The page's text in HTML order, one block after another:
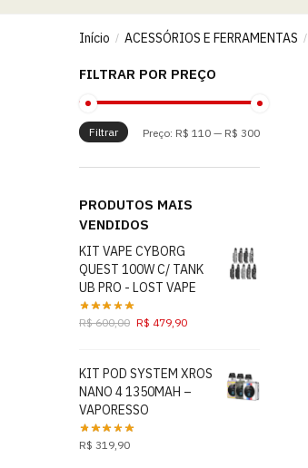
Início / ACESSÓRIOS E FERRAMENTAS /
FILTRAR POR PREÇO
Filtrar Preço: R$ 110— R$ 300
PRODUTOS MAIS
VENDIDOS
KIT VAPE CYBORG
QUEST 100W C/ TANK
UB PRO - LOST VAPE
R$600,00 R$ 479,90
KIT POD SYSTEM XROS
NANO 4 1350MAH –
VAPORESSO
R$ 319,90